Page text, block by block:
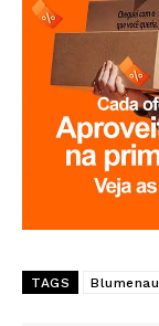
TAGS Blumenau